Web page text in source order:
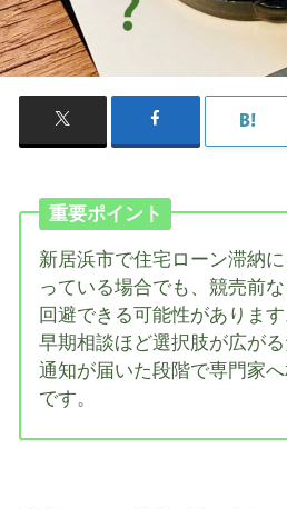
重要ポイント
新居浜市で住宅ローン滞納
っている場合でも、競売前
回避できる可能性があります
早期相談ほど選択肢が広が
通知が届いた段階で専門家
です。